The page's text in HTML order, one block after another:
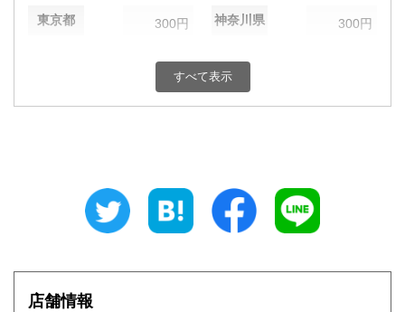
東京都 300円 神奈川県 300円
300円 富山県
300円 三重県
大阪府
すべて表示
店舗情報